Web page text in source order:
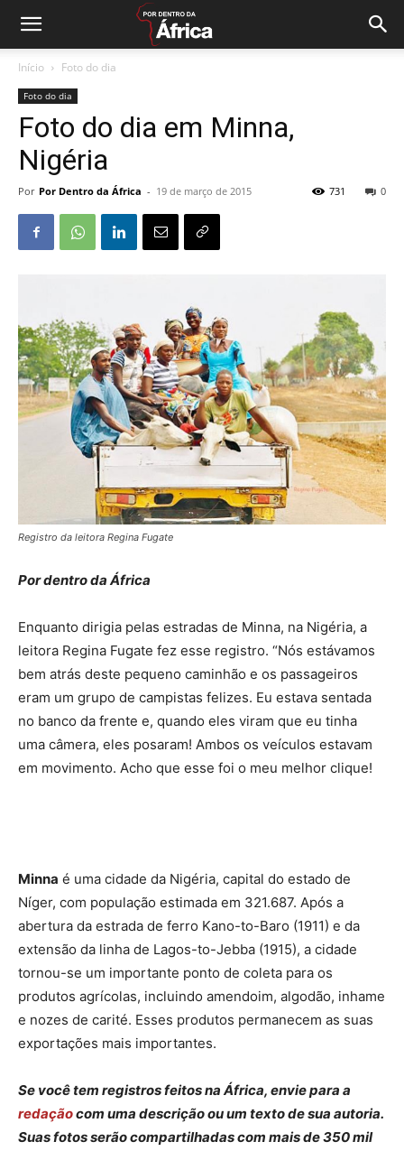
Início Foto do dia
Foto do dia
Foto do dia em Minna,
Nigéria
Por Por Dentro da África - 19 de março de 2015 0
731
Registro da leitora Regina Fugate
Por dentro da África
Enquanto dirigia pelas estradas de Minna, na Nigéria, a
leitora Regina Fugate fez esse registro. “Nós estávamos
bem atrás deste pequeno caminhão e os passageiros
eram um grupo de campistas felizes. Eu estava sentada
no banco da frente e, quando eles viram que eu tinha
uma câmera, eles posaram! Ambos os veículos estavam
em movimento. Acho que esse foi o meu melhor clique!
Minna é uma cidade da Nigéria, capital do estado de
Níger, com população estimada em 321.687. Após a
abertura da estrada de ferro Kano-to-Baro (1911) e da
extensão da linha de Lagos-to-Jebba (1915), a cidade
tornou-se um importante ponto de coleta para os
produtos agrícolas, incluindo amendoim, algodão, inhame
e nozes de carité. Esses produtos permanecem as suas
exportações mais importantes.
Se você tem registros feitos na África, envie para a
redaçãocom uma descrição ou um texto de sua autoria.
Suas fotos serão compartilhadas com mais de 350 mil